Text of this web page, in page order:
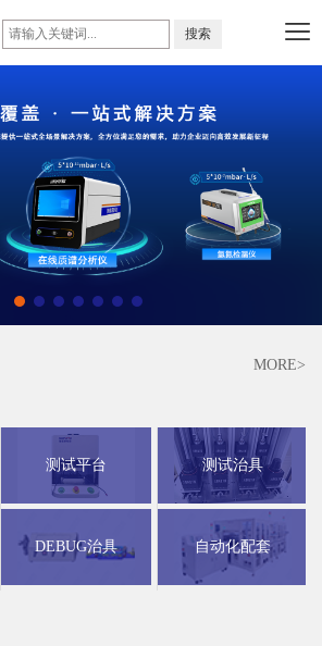
MORE>
测试平台 测试治具
DEBUG治具 自动化配套